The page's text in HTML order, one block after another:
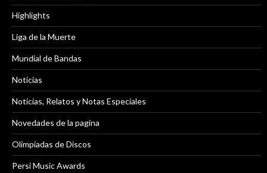
Highlights
Liga de la Muerte
Mundial de Bandas
Noticias
Noticias, Relatos y Notas Especiales
Novedades de la pagina
Olimpiadas de Discos
Persi Music Awards